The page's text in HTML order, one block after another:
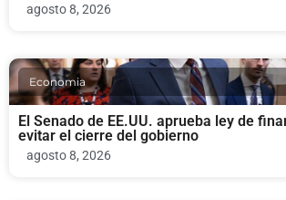
agosto 8, 2026
Economia
El Senado de EE.UU. aprueba ley de
evitar el cierre del gobierno
agosto 8, 2026